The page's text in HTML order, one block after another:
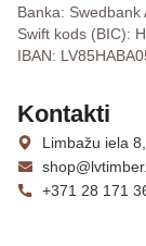
Banka: Swedbank
Swift kods (BIC):
IBAN:
Kontakti
Limbažu iela
+371 28 171